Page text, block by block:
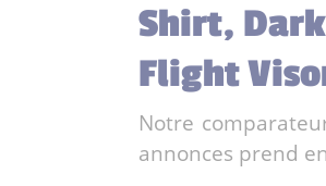
Shirt,
Flight
Notre
annonces prend